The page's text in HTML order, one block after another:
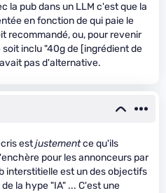
la pub dans un LLM c'est que la
en fonction de qui paie le
recommandé, ou, pour revenir
inclu "40g de [ingrédient de
pas d'alternative.
estjustementce qu'ils
pour les annonceurs par
interstitielle est un des objectifs
la hype "IA" ... C'est une